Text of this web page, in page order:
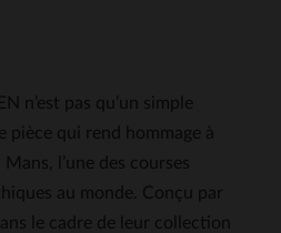
n’est pas qu’un simple
pièce qui rend hommage à
Mans, l’une des courses
au monde. Conçu par
le cadre de leur collection